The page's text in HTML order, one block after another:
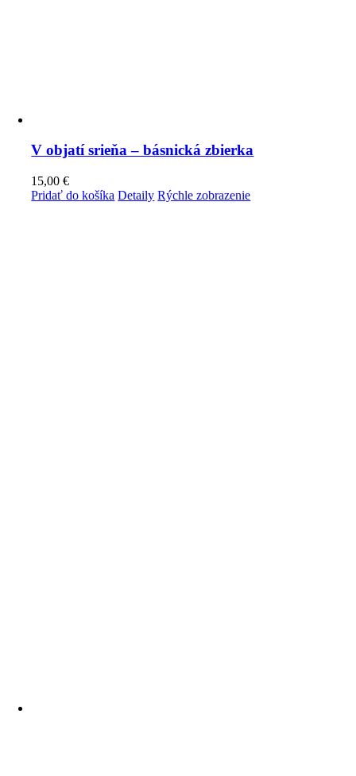
V objatí srieňa – básnická zbierka
15,00€
Pridať do košíka Detaily Rýchle zobrazenie